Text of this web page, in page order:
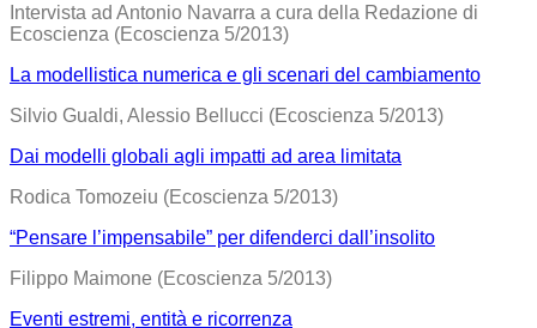
Intervista ad Antonio Navarra a cura della Redazione di
Ecoscienza (Ecoscienza 5/2013)
La modellistica numerica e gli scenari del cambiamento
Silvio Gualdi, Alessio Bellucci (Ecoscienza 5/2013)
Dai modelli globali agli impatti ad area limitata
Rodica Tomozeiu (Ecoscienza 5/2013)
“Pensare l’impensabile” per difenderci dall’insolito
Filippo Maimone (Ecoscienza 5/2013)
Eventi estremi, entità e ricorrenza